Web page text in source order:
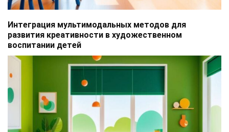
Интеграция мультимодальных методов для
развития креативности в художественном
воспитании детей